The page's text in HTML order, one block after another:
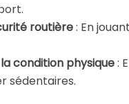
routière: En
condition physique:
sédentaires.